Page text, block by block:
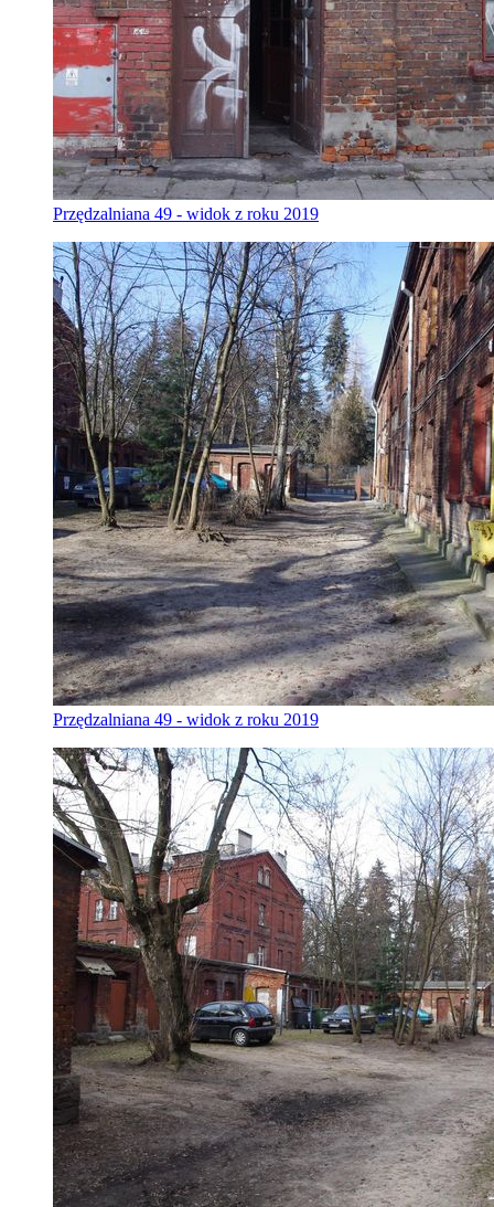
Przędzalniana 49 - widok z roku 2019
Przędzalniana 49 - widok z roku 2019